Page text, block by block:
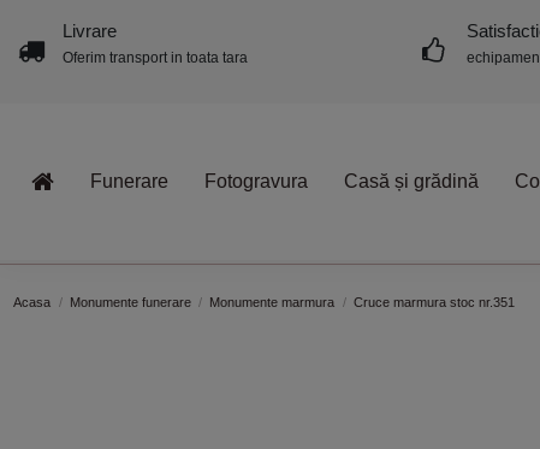
Livrare
Oferim transport in toata tara
Funerare Fotogravura Casă și grădină
Acasa Monumente funerare Monumente marmura Cruce marmura stoc nr.351